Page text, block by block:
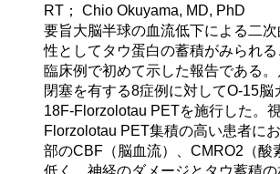
RT； Chio Okuyama, MD, PhD
要旨大脳半球の血流低下による二
性としてタウ蛋白の蓄積がみられ
臨床例で初めて示した報告である
閉塞を有する8症例に対してO-15脳
18F-Florzolotau PETを施行した。
Florzolotau PET集積の高い患者に
部のCBF（脳血流）、CMRO2（酸